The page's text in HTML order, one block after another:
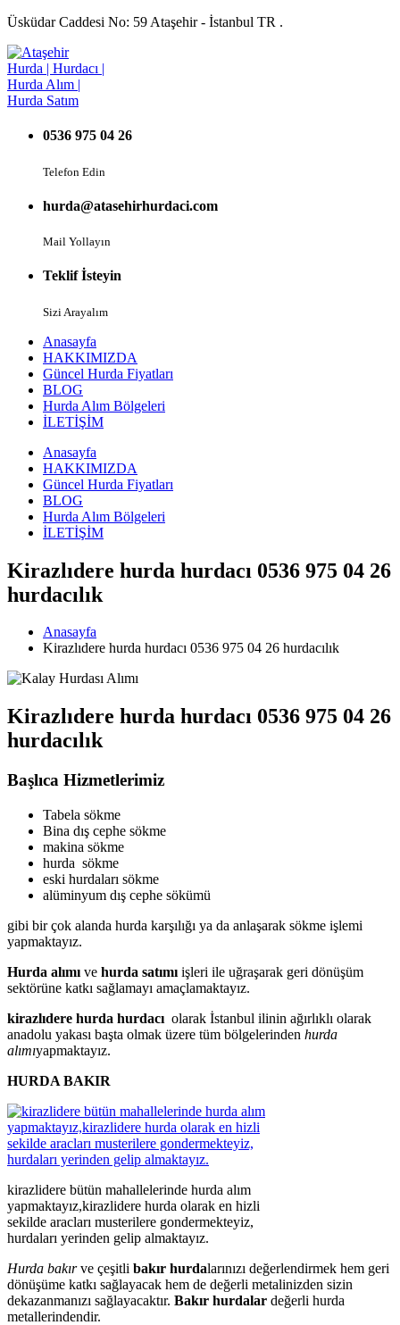
Üsküdar Caddesi No: 59 Ataşehir - İstanbul TR .
0536 975 04 26
Telefon Edin
hurda@atasehirhurdaci.com
Mail Yollayın
Teklif İsteyin
Sizi Arayalım
Anasayfa
HAKKIMIZDA
Güncel Hurda Fiyatları
BLOG
Hurda Alım Bölgeleri
İLETİŞİM
Anasayfa
HAKKIMIZDA
Güncel Hurda Fiyatları
BLOG
Hurda Alım Bölgeleri
İLETİŞİM
Kirazlıdere hurda hurdacı 0536 975 04 26
hurdacılık
Anasayfa
Kirazlıdere hurda hurdacı 0536 975 04 26 hurdacılık
Kirazlıdere hurda hurdacı 0536 975 04 26
hurdacılık
Başlıca Hizmetlerimiz
Tabela sökme
Bina dış cephe sökme
makina sökme
hurda sökme
eski hurdaları sökme
alüminyum dış cephe sökümü
gibi bir çok alanda hurda karşılığı ya da anlaşarak sökme işlemi
yapmaktayız.
Hurda alımı ve hurda satımı işleri ile uğraşarak geri dönüşüm
sektörüne katkı sağlamayı amaçlamaktayız.
kirazlıdere hurda hurdacı olarak İstanbul ilinin ağırlıklı olarak
anadolu yakası başta olmak üzere tüm bölgelerinden hurda
alımıyapmaktayız.
HURDA BAKIR
kirazlidere bütün mahallelerinde hurda alım
yapmaktayız,kirazlidere hurda olarak en hizli
sekilde aracları musterilere gondermekteyiz,
hurdaları yerinden gelip almaktayız.
Hurda bakırve çeşitli bakır hurdalarınızı değerlendirmek hem geri
dönüşüme katkı sağlayacak hem de değerli metalinizden sizin
dekazanmanızı sağlayacaktır. Bakır hurdalar değerli hurda
metallerindendir.